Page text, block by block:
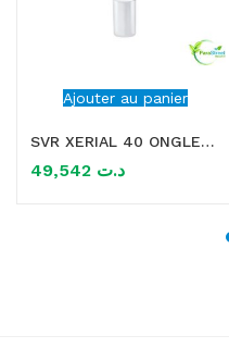
Ajouter au panier
SVR XERIAL 40 ONGLES ABIMES APAISSIS 10ML
د.ت